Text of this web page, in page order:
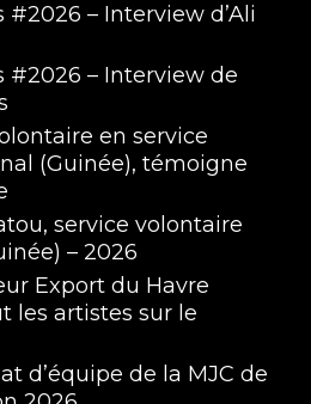
– Interview d’Ali
#2026 – Interview de
en service
(Guinée), témoigne
service volontaire
– 2026
Export du Havre
les artistes sur le
d’équipe de la MJC de